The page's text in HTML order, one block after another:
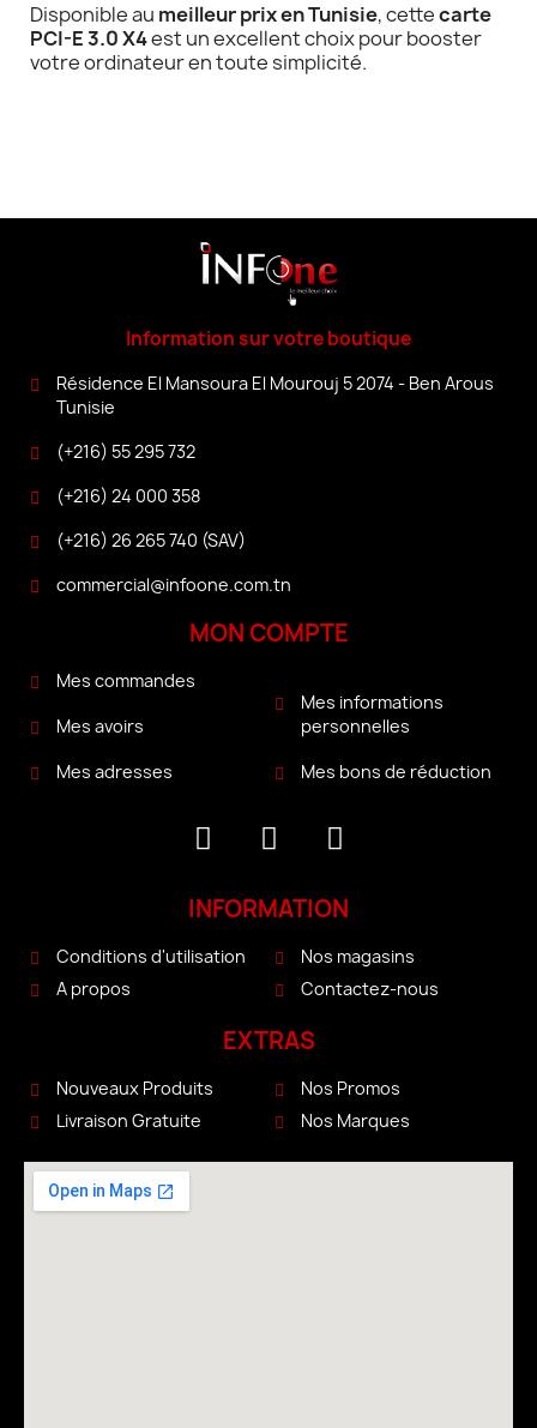
Disponible au meilleur prix en Tunisie, cettecarte
PCI-E 3.0 X4est un excellent choix pour booster
votre ordinateur en toute simplicité.
Information sur votre boutique
Résidence El Mansoura El Mourouj 5 2074 - Ben Arous
Tunisie
(+216) 55 295 732
(+216) 24 000 358
(+216) 26 265 740 (SAV)
commercial@infoone.com.tn
MON COMPTE
Mes commandes
Mes avoirs
Mes adresses
Mes informations
personnelles
Mes bons de réduction
INFORMATION
Conditions d'utilisation
A propos
Nos magasins
Contactez-nous
EXTRAS
Nouveaux Produits
Livraison Gratuite
Nos Promos
Nos Marques